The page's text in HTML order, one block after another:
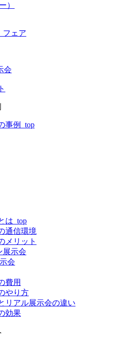
）
フェア
会
事例_top
は_top
通信環境
メリット
展示会
会
費用
やり方
リアル展示会の違い
効果